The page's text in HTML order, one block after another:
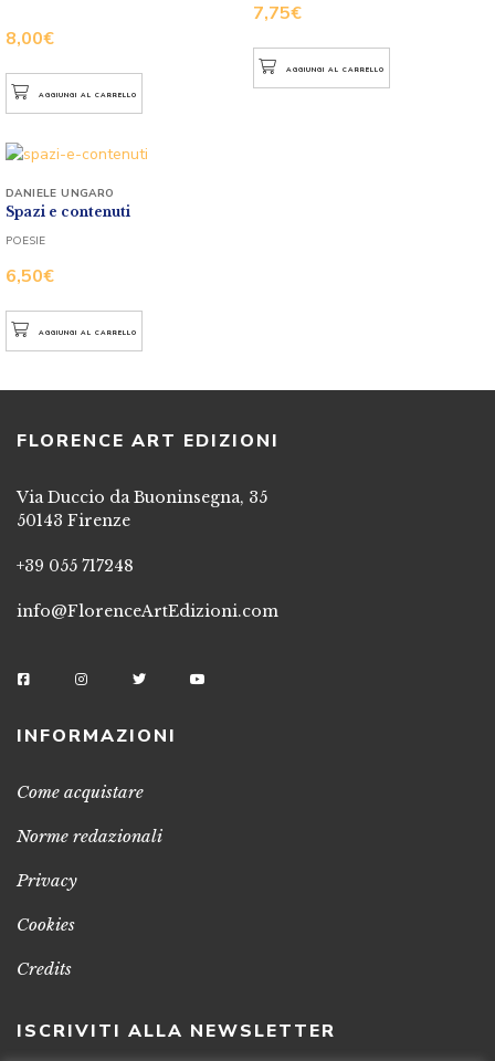
8,00€
AGGIUNGI AL CARRELLO
7,75€
AGGIUNGI AL CARRELLO
Spazi e contenuti
6,50€
DANIELE UNGARO
POESIE
AGGIUNGI AL CARRELLO
FLORENCE ART EDIZIONI
Via Duccio da Buoninsegna, 35
50143 Firenze
+39 055 717248
info@FlorenceArtEdizioni.com
INFORMAZIONI
Come acquistare
Norme redazionali
Privacy
Cookies
Credits
ISCRIVITI ALLA NEWSLETTER